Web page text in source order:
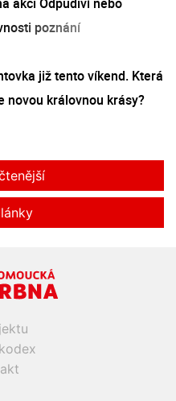
poznání
již tento víkend. Která
novou královnou krásy?